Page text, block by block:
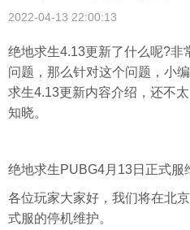
2022-04-13 22:00:13
绝地求生4.13更新了什么呢?非
问题，那么针对这个问题，小
求生4.13更新内容介绍，还不
知晓。
绝地求生PUBG4月13日正式服
各位玩家大家好，我们将在北
式服的停机维护。